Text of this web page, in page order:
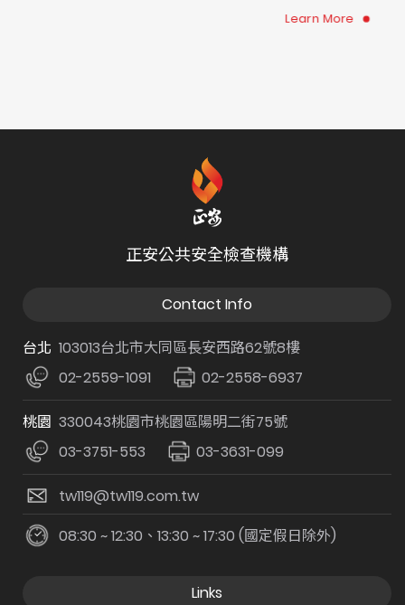
Learn More
正安公共安全檢查機構
Contact Info
台北 103013台北市大同區長安西路62號8樓
02-2559-1091
02-2558-6937
桃園 330043桃園市桃園區陽明二街75號
03-3751-553
03-3631-099
tw119@tw119.com.tw
08:30 ~ 12:30、13:30 ~ 17:30 (國定假日除外)
Links